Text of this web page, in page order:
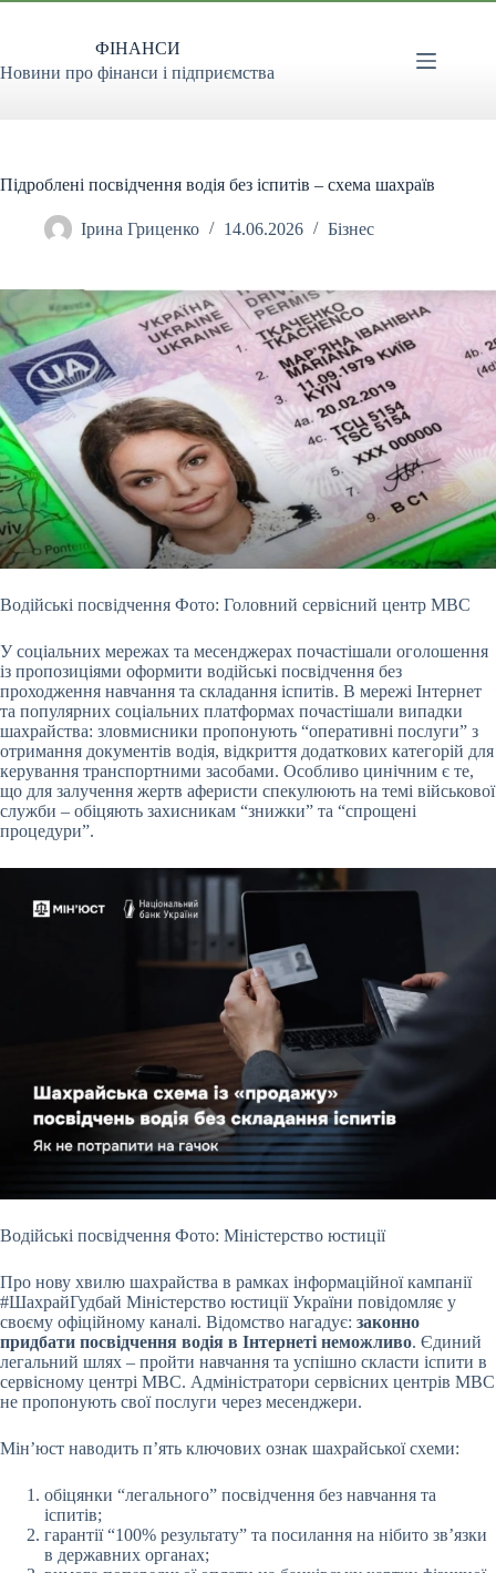
Перейти
ФІНАНСИ
Новини про фінанси і підприємства
Підроблені посвідчення водія без іспитів – схема шахраїв
Ірина Гриценко 14.06.2026 Бізнес
Водійські посвідчення Фото: Головний сервісний центр МВС
У соціальних мережах та месенджерах почастішали оголошення
із пропозиціями оформити водійські посвідчення без
проходження навчання та складання іспитів. В мережі Інтернет
та популярних соціальних платформах почастішали випадки
шахрайства: зловмисники пропонують “оперативні послуги” з
отримання документів водія, відкриття додаткових категорій для
керування транспортними засобами. Особливо цинічним є те,
що для залучення жертв аферисти спекулюють на темі військової
служби – обіцяють захисникам “знижки” та “спрощені
процедури”.
Водійські посвідчення Фото: Міністерство юстиції
Про нову хвилю шахрайства в рамках інформаційної кампанії
#ШахрайГудбай Міністерство юстиції України повідомляє у
своєму офіційному каналі. Відомство нагадує: законно
придбати посвідчення водія в Інтернеті неможливо. Єдиний
легальний шлях – пройти навчання та успішно скласти іспити в
сервісному центрі МВС. Адміністратори сервісних центрів МВС
не пропонують свої послуги через месенджери.
Мін’юст наводить п’ять ключових ознак шахрайської схеми:
обіцянки “легального” посвідчення без навчання та
іспитів;
гарантії “100% результату” та посилання на нібито зв’язки
в державних органах;